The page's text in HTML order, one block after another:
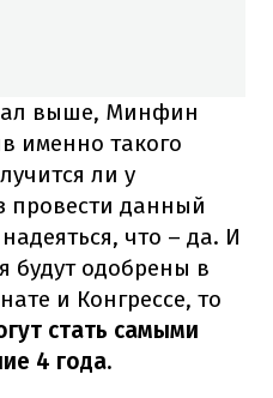
выше, Минфин
именно такого
ли у
провести данный
что – да. И
будут одобрены в
и Конгрессе, то
стать самыми
4 года.